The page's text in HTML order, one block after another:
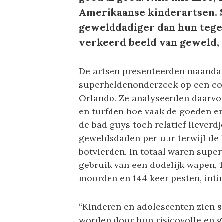
Amerikaanse
gewelddadiger dan hun
verkeerd beeld van geweld,
De artsen presenteerden
superheldenonderzoek op een
Orlando. Ze analyseerden
en turfden hoe vaak de goeden
de bad guys toch relatief
geweldsdaden per uur terwijl
botvierden. In totaal waren
gebruik van een dodelijk wapen,
moorden en 144 keer pesten,
“Kinderen en adolescenten zien
worden door hun risicovolle en